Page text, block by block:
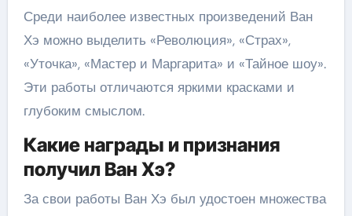
Среди наиболее известных произведений Ван
Хэ можно выделить «Революция», «Страх»,
«Уточка», «Мастер и Маргарита» и «Тайное шоу».
Эти работы отличаются яркими красками и
глубоким смыслом.
Какие награды и признания
получил Ван Хэ?
За свои работы Ван Хэ был удостоен множества